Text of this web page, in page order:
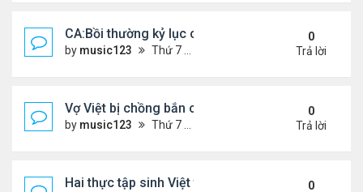
CA:Bồi thường kỷ lục cho gia đình gốc Việt ...
by music123 Thứ 7 Tháng 5 30, 2026 5:26 pm
0
Trả lời
Vợ Việt bị chồng bắn chết ở Ba Lan, để lại 2 con
by music123 Thứ 7 Tháng 5 30, 2026 5:09 pm
0
Trả lời
Hai thực tập sinh Việt tử vong thương tâm0